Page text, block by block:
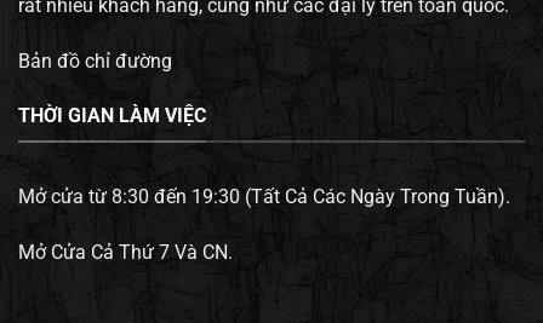
rất nhiều khách hàng, cũng như các đại lý trên toàn quốc.
Bản đồ chỉ đường
THỜI GIAN LÀM VIỆC
Mở cửa từ 8:30 đến 19:30 (Tất Cả Các Ngày Trong Tuần).
Mở Cửa Cả Thứ 7 Và CN.